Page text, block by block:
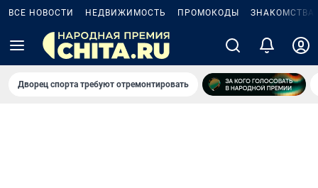
ВСЕ НОВОСТИ НЕДВИЖИМОСТЬ ПРОМОКОДЫ ЗНАКОМСТВА
Дворец спорта требуют отремонтировать